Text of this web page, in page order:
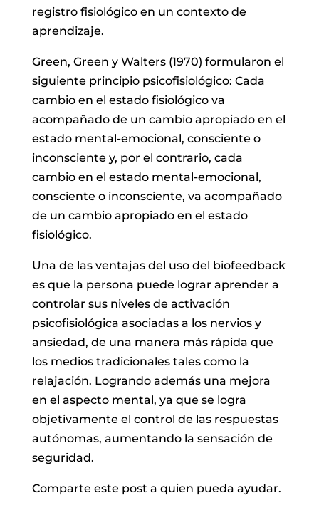
registro fisiológico en un contexto de
aprendizaje.
Green, Green y Walters (1970) formularon el
siguiente principio psicofisiológico: Cada
cambio en el estado fisiológico va
acompañado de un cambio apropiado en el
estado mental-emocional, consciente o
inconsciente y, por el contrario, cada
cambio en el estado mental-emocional,
consciente o inconsciente, va acompañado
de un cambio apropiado en el estado
fisiológico.
Una de las ventajas del uso del biofeedback
es que la persona puede lograr aprender a
controlar sus niveles de activación
psicofisiológica asociadas a los nervios y
ansiedad, de una manera más rápida que
los medios tradicionales tales como la
relajación. Logrando además una mejora
en el aspecto mental, ya que se logra
objetivamente el control de las respuestas
autónomas, aumentando la sensación de
seguridad.
Comparte este post a quien pueda ayudar.